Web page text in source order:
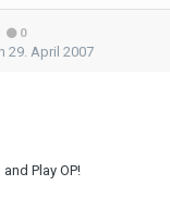
0
29. April 2007
Play OP!